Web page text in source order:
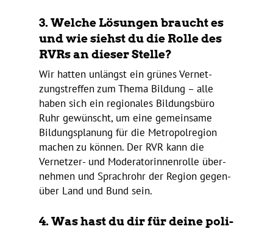
3. Welche Lösungen braucht es
und wie siehst du die Rolle des
RVRs an dieser Stelle?
Wir hatten unlängst ein grünes Vernet­
zungs­treffen zum Thema Bildung – alle
haben sich ein regio­nales Bildungs­büro
Ruhr gewünscht, um eine gemein­same
Bildungs­pla­nung für die Metro­pol­re­gion
machen zu können. Der RVR kann die
Vernetzer- und Mode­ra­to­rin­nen­rolle über­
nehmen und Sprach­rohr der Region gegen­
über Land und Bund sein.
4. Was hast du dir für deine poli­